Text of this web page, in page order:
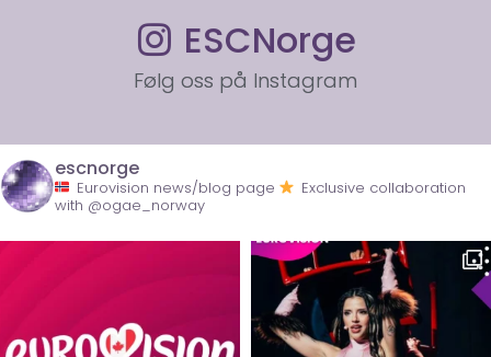
ESCNorge
Følg oss på Instagram
escnorge
Eurovision news/blog page
Exclusive collaboration
with @ogae_norway